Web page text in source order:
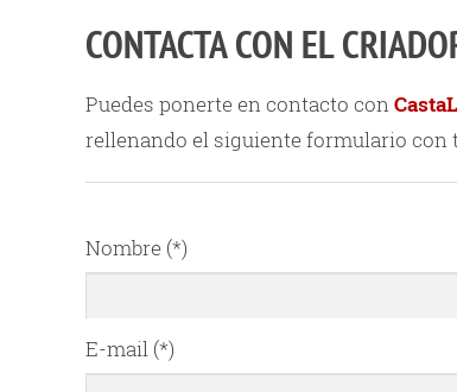
CONTACTA CON EL
Puedes ponerte en contacto con
rellenando el siguiente formulario con
Nombre (*)
E-mail (*)